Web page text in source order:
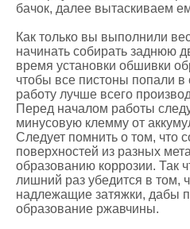
бачок, далее вытаскиваем
Как только вы выполнили
начинать собирать заднюю
время установки обшивки
чтобы все пистоны попали
работу лучше всего
Перед началом работы
минусовую клемму от
Следует помнить о том, что
поверхностей из разных
образованию коррозии. Так
лишний раз убедится в том,
надлежащие затяжки, дабы
образование ржавчины.